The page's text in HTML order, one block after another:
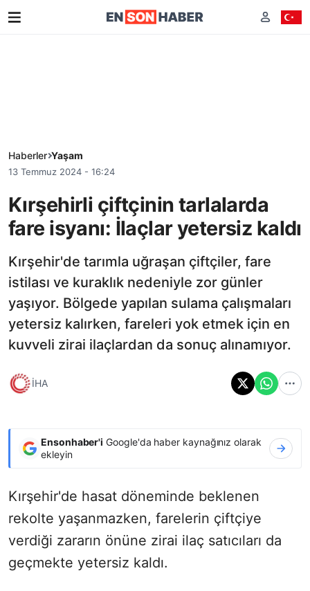
Haberler Yaşam
13 Temmuz 2024 - 16:24
Kırşehirli çiftçinin tarlalarda
fare isyanı: İlaçlar yetersiz kaldı
Kırşehir'de tarımla uğraşan çiftçiler, fare
istilası ve kuraklık nedeniyle zor günler
yaşıyor. Bölgede yapılan sulama çalışmaları
yetersiz kalırken, fareleri yok etmek için en
kuvveli zirai ilaçlardan da sonuç alınamıyor.
İHA
Ensonhaber'i Google'da haber kaynağınız olarak
ekleyin
Kırşehir'de hasat döneminde beklenen
rekolte yaşanmazken, farelerin çiftçiye
verdiği zararın önüne zirai ilaç satıcıları da
geçmekte yetersiz kaldı.